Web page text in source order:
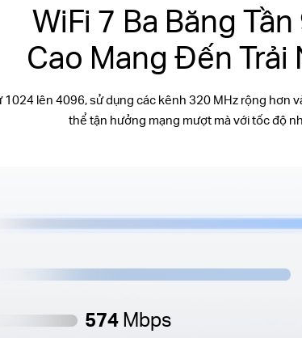
WiFi 7 Ba Băng
Cao Mang Đến Trải
1024 lên 4096, sử dụng các kênh 320 MHz rộng hơn
thể tận hưởng mạng mượt mà với tốc độ
574Mbps